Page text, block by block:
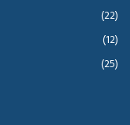
(22)
(12)
(25)